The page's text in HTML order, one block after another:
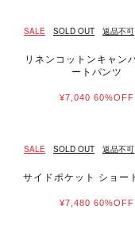
SALE SOLD OUT 返品不可
リネンコットンキャン
ートパンツ
¥7,040 60%OFF
SALE SOLD OUT 返品不可
サイドポケット ショー
¥7,480 60%OFF